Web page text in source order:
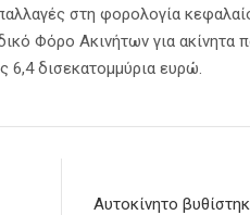
στη φορολογία
Φόρο Ακινήτων για ακίνητα
6,4 δισεκατομμύρια ευρώ.
Αυτοκίνητο